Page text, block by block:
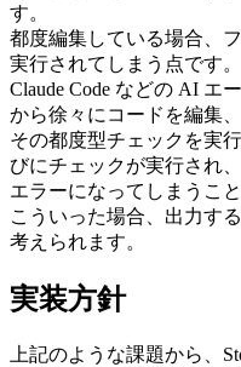
す。
都度編集している場合、
実行されてしまう点です。
Claude Code などの AI エ
から徐々にコードを編集
その都度型チェックを実
びにチェックが実行され
エラーになってしまうこと
こういった場合、出力す
考えられます。
実装方針
上記のような課題から、